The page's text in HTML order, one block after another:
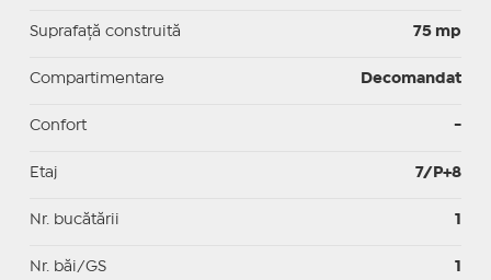
Suprafaţă construită 75 mp
Compartimentare Decomandat
Confort -
Etaj 7/P+8
Nr. bucătării 1
Nr. băi/GS 1